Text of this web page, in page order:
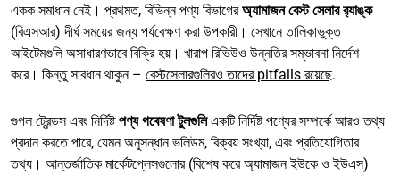
একক সমাধান নেই। প্রথমত, বিভিন্ন পণ্য বিভাগেরঅ্যামাজন বেস্ট সেলার র‌্যাঙ্ক
(বিএসআর) দীর্ঘ সময়ের জন্য পর্যবেক্ষণ করা উপকারী। সেখানে তালিকাভুক্ত
আইটেমগুলি অসাধারণভাবে বিক্রি হয়। খারাপ রিভিউও উন্নতির সম্ভাবনা নির্দেশ
করে। কিন্তু সাবধান থাকুন – বেস্টসেলারগুলিরও তাদের pitfalls রয়েছে.
গুগল ট্রেন্ডস এবং নির্দিষ্টপণ্য গবেষণা টুলগুলিএকটি নির্দিষ্ট পণ্যের সম্পর্কে আরও তথ্য
প্রদান করতে পারে, যেমন অনুসন্ধান ভলিউম, বিক্রয় সংখ্যা, এবং প্রতিযোগিতার
তথ্য। আন্তর্জাতিক মার্কেটপ্লেসগুলোর (বিশেষ করে অ্যামাজন ইউকে ও ইউএস)